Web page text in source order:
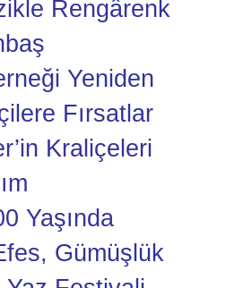
Rengârenk
Yeniden
Fırsatlar
Kraliçeleri
Yaşında
Gümüşlük